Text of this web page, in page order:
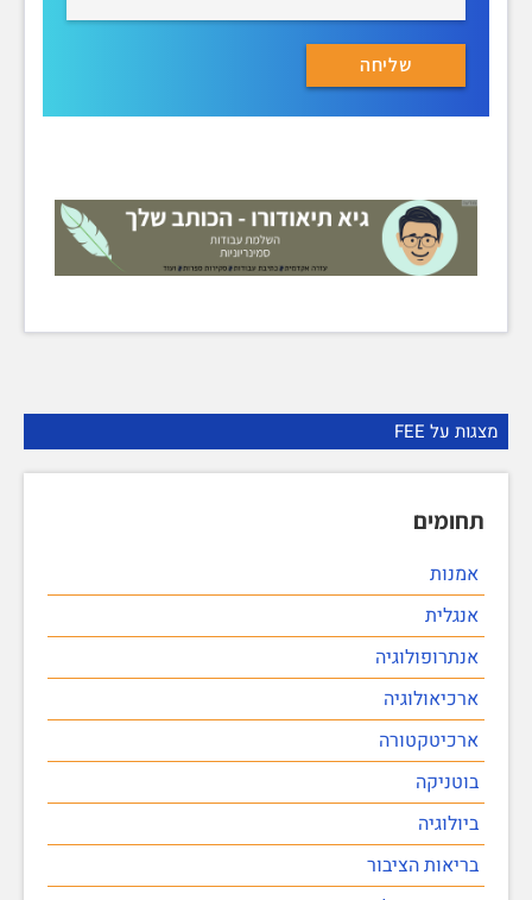
מצגות על FEE
תחומים
אמנות
אנגלית
אנתרופולוגיה
ארכיאולוגיה
ארכיטקטורה
בוטניקה
ביולוגיה
בריאות הציבור